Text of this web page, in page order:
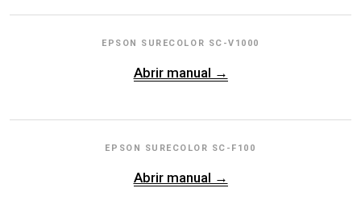
EPSON SURECOLOR SC-V1000
Abrir manual →
EPSON SURECOLOR SC-F100
Abrir manual →